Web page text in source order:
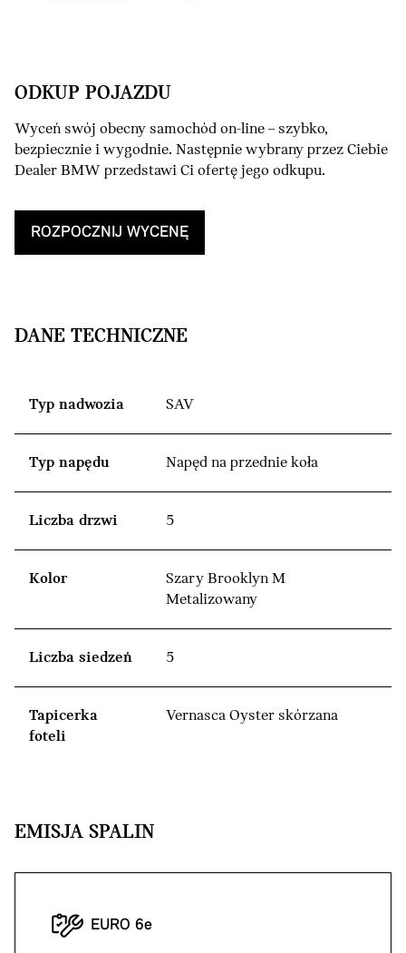
ODKUP POJAZDU
Wyceń swój obecny samochód on-line – szybko,
bezpiecznie i wygodnie. Następnie wybrany przez Ciebie
Dealer BMW przedstawi Ci ofertę jego odkupu.
ROZPOCZNIJ WYCENĘ
DANE TECHNICZNE
Typ nadwozia SAV
Typ napędu Napęd na przednie koła
Liczba drzwi 5
Kolor
Szary Brooklyn M
Metalizowany
Liczba siedzeń 5
Tapicerka
foteli
Vernasca Oyster skórzana
EMISJA SPALIN
EURO 6e